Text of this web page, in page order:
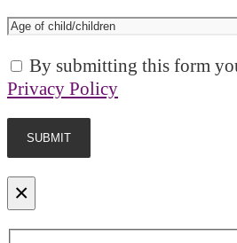
By submitting this form
Privacy Policy
×